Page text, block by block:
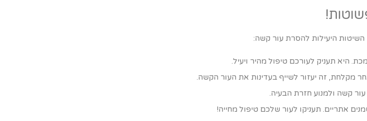
השיטות היעילות להסרת עור קשה:
היא תעניק לעורכם טיפול מהיר ויעיל.
מקלחת, זה יעזור לשייף בעדינות את העור הקשה.
קשה ולמנוע חזרת הבעיה.
אתריים. תעניקו לעור שלכם טיפול מחייה!